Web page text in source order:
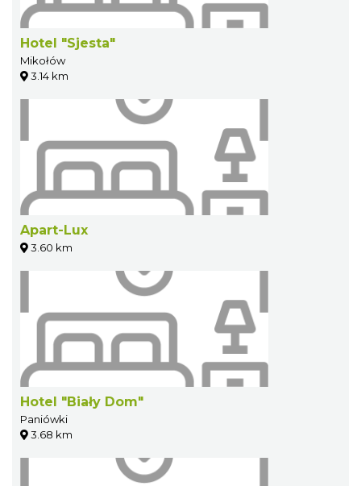
Hotel "Sjesta"
Mikołów
3.14 km
Apart-Lux
3.60 km
Hotel "Biały Dom"
Paniówki
3.68 km